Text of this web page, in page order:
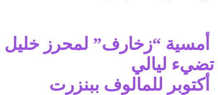
أمسية “زخارف” لمحرز خليل
تضيء ليالي
أكتوبر للمالوف ببنزرت